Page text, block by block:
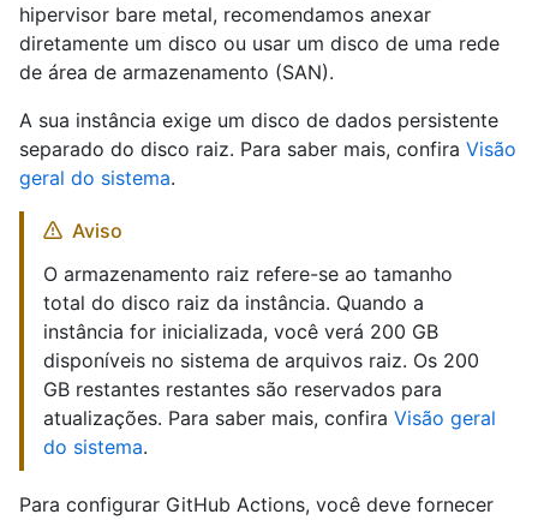
hipervisor bare metal, recomendamos anexar
diretamente um disco ou usar um disco de uma rede
de área de armazenamento (SAN).
A sua instância exige um disco de dados persistente
separado do disco raiz. Para saber mais, confira Visão
geral do sistema.
Aviso
O armazenamento raiz refere-se ao tamanho
total do disco raiz da instância. Quando a
instância for inicializada, você verá 200 GB
disponíveis no sistema de arquivos raiz. Os 200
GB restantes restantes são reservados para
atualizações. Para saber mais, confira Visão geral
do sistema.
Para configurar GitHub Actions, você deve fornecer